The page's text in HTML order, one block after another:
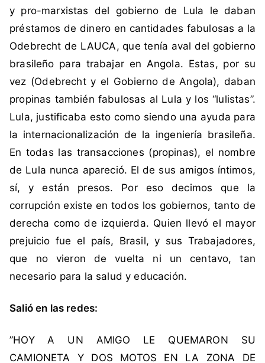
y pro-marxistas del gobierno de Lula le daban
préstamos de dinero en cantidades fabulosas a la
Odebrecht de LAUCA, que tenía aval del gobierno
brasileño para trabajar en Angola. Estas, por su
vez (Odebrecht y el Gobierno de Angola), daban
propinas también fabulosas al Lula y los “lulistas”.
Lula, justificaba esto como siendo una ayuda para
la internacionalización de la ingeniería brasileña.
En todas las transacciones (propinas), el nombre
de Lula nunca apareció. El de sus amigos íntimos,
sí, y están presos. Por eso decimos que la
corrupción existe en todos los gobiernos, tanto de
derecha como de izquierda. Quien llevó el mayor
prejuicio fue el país, Brasil, y sus Trabajadores,
que no vieron de vuelta ni un centavo, tan
necesario para la salud y educación.
Salió en las redes:
”HOY A UN AMIGO LE QUEMARON SU
CAMIONETA Y DOS MOTOS EN LA ZONA DE